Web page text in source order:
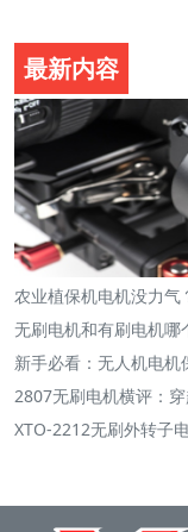
最新内容
农业植保机电机没力气
无刷电机和有刷电机哪
新手必看：无人机电机
2807无刷电机横评：
XTO-2212无刷外转子